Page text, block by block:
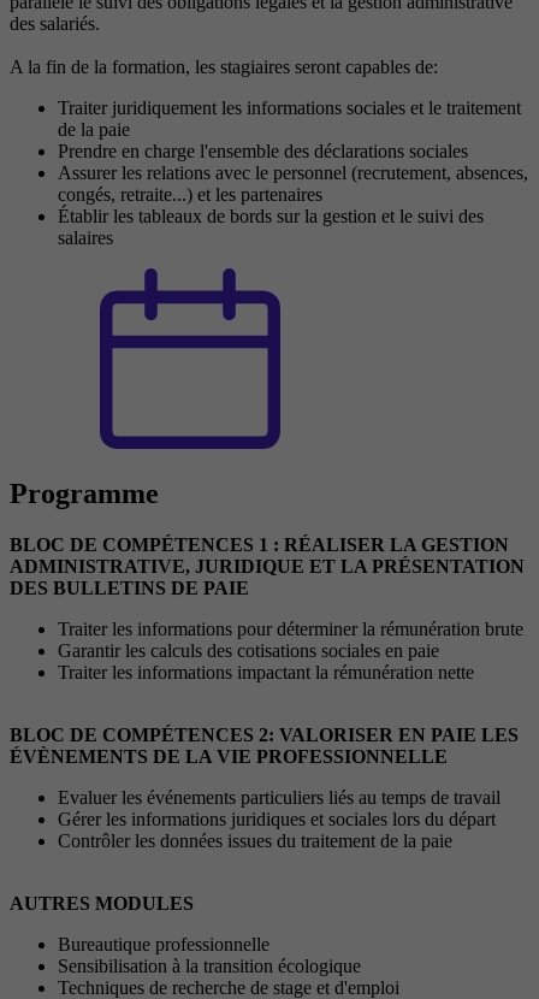
des salariés.
A la fin de la formation, les stagiaires seront capables de:
Traiter juridiquement les informations sociales et le traitement
de la paie
Prendre en charge l'ensemble des déclarations sociales
Assurer les relations avec le personnel (recrutement, absences,
congés, retraite...) et les partenaires
Établir les tableaux de bords sur la gestion et le suivi des
salaires
Programme
BLOC DE COMPÉTENCES 1 : RÉALISER LA GESTION
ADMINISTRATIVE, JURIDIQUE ET LA PRÉSENTATION
DES BULLETINS DE PAIE
Traiter les informations pour déterminer la rémunération brute
Garantir les calculs des cotisations sociales en paie
Traiter les informations impactant la rémunération nette
BLOC DE COMPÉTENCES 2: VALORISER EN PAIE LES
ÉVÈNEMENTS DE LA VIE PROFESSIONNELLE
Evaluer les événements particuliers liés au temps de travail
Gérer les informations juridiques et sociales lors du départ
Contrôler les données issues du traitement de la paie
AUTRES MODULES
Bureautique professionnelle
Sensibilisation à la transition écologique
Techniques de recherche de stage et d'emploi